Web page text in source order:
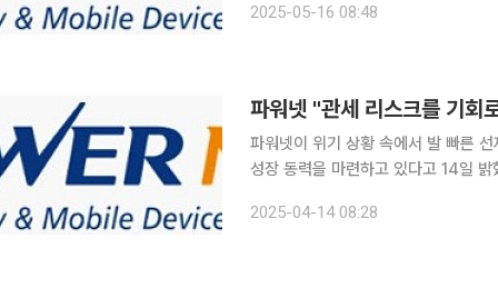
역대 분기 기준 최대실적을 기록했다
2025-05-16 08:48
파워넷 "관세 리스크를 기회
파워넷이 위기 상황 속에서 발 빠른
성장 동력을 마련하고 있다고 14일 밝혔다. 미국발 관세 리스크의 전 세계 파장이 크게
만 관세 리스크가 완전히 해소된 것은
2025-04-14 08:28